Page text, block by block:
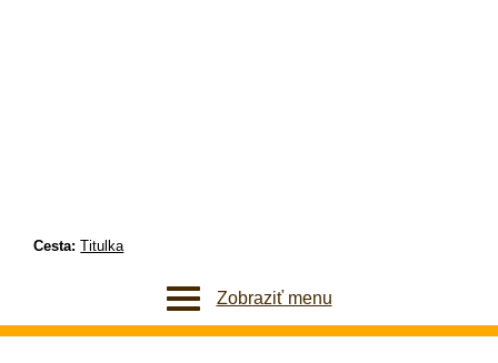
Cesta:Titulka
Zobraziť menu